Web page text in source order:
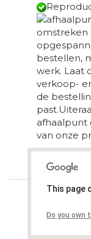
omstreken
bestellen,
werk. Laat
verkoop-
de
afhaalpunt
van onze
Loading...
This page
Do you own